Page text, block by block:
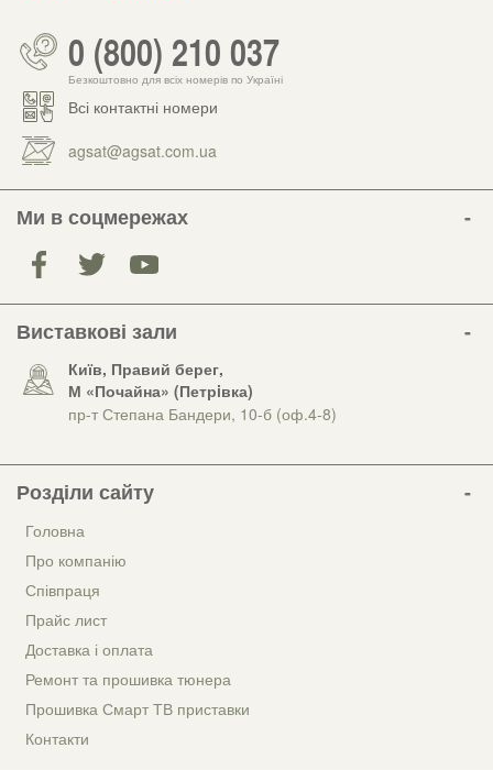
0 (800) 210 037
Безкоштовно для всіх номерів по Україні
Всі контактні номери
agsat@agsat.com.ua
Ми в соцмережах
Виставкові зали
Київ, Правий берег,
М «Почайна» (Петрiвка)
пр-т Степана Бандери, 10-б (оф.4-8)
Розділи сайту
Головна
Про компанію
Співпраця
Прайс лист
Доставка і оплата
Ремонт та прошивка тюнера
Прошивка Смарт ТВ приставки
Контакти